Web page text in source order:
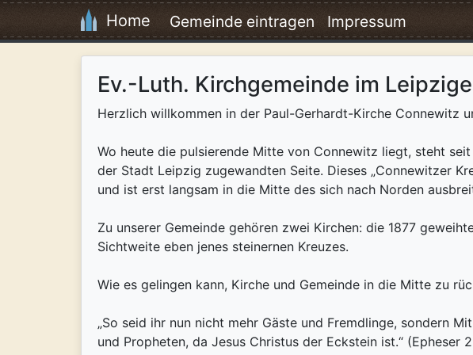
Home Gemeinde eintragen Impressum
Ev.-Luth. Kirchgemeinde im
Herzlich willkommen in der Paul-Gerhardt-Kirche Connewitz
Wo heute die pulsierende Mitte von Connewitz liegt, steht
der Stadt Leipzig zu­gewandten Seite. Dieses „Connewitzer
und ist erst langsam in die Mitte des sich nach Norden
Zu unserer Gemeinde gehören zwei Kirchen: die 1877
Sichtweite eben jenes steinernen Kreuzes.
Wie es gelingen kann, Kirche und Gemeinde in die Mitte zu
„So seid ihr nun nicht mehr Gäste und Fremdlinge, sondern
und Propheten, da Jesus Christus der Eckstein ist.“ (Epheser